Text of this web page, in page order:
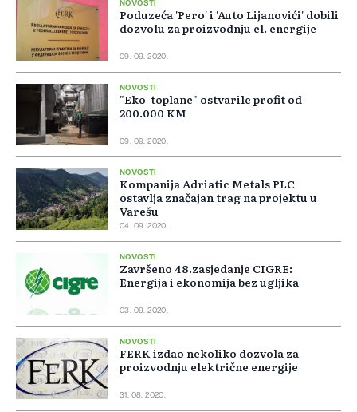
NOVOSTI
Poduzeća 'Pero' i 'Auto Lijanovići' dobili
dozvolu za proizvodnju el. energije
09. 09. 2020.
NOVOSTI
"Eko-toplane" ostvarile profit od
200.000 KM
09. 09. 2020.
NOVOSTI
Kompanija Adriatic Metals PLC
ostavlja značajan trag na projektu u
Varešu
04. 09. 2020.
NOVOSTI
Završeno 48.zasjedanje CIGRE:
Energija i ekonomija bez ugljika
03. 09. 2020.
NOVOSTI
FERK izdao nekoliko dozvola za
proizvodnju električne energije
31. 08. 2020.